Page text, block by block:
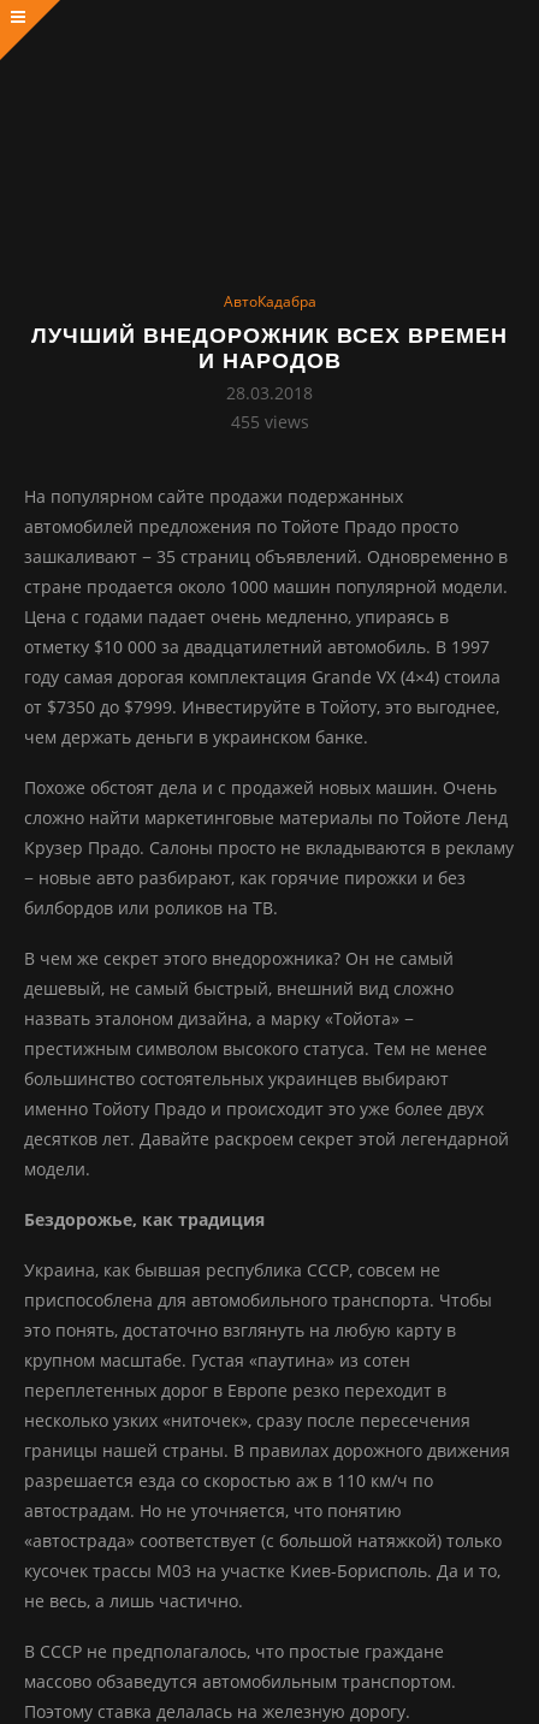
АвтоКадабра
ЛУЧШИЙ ВНЕДОРОЖНИК ВСЕХ ВРЕМЕН
И НАРОДОВ
28.03.2018
455 views
На популярном сайте продажи подержанных
автомобилей предложения по Тойоте Прадо просто
зашкаливают − 35 страниц объявлений. Одновременно в
стране продается около 1000 машин популярной модели.
Цена с годами падает очень медленно, упираясь в
отметку $10 000 за двадцатилетний автомобиль. В 1997
году самая дорогая комплектация Grande VX (4×4) стоила
от $7350 до $7999. Инвестируйте в Тойоту, это выгоднее,
чем держать деньги в украинском банке.
Похоже обстоят дела и с продажей новых машин. Очень
сложно найти маркетинговые материалы по Тойоте Ленд
Крузер Прадо. Салоны просто не вкладываются в рекламу
− новые авто разбирают, как горячие пирожки и без
билбордов или роликов на ТВ.
В чем же секрет этого внедорожника? Он не самый
дешевый, не самый быстрый, внешний вид сложно
назвать эталоном дизайна, а марку «Тойота» −
престижным символом высокого статуса. Тем не менее
большинство состоятельных украинцев выбирают
именно Тойоту Прадо и происходит это уже более двух
десятков лет. Давайте раскроем секрет этой легендарной
модели.
Бездорожье, как традиция
Украина, как бывшая республика СССР, совсем не
приспособлена для автомобильного транспорта. Чтобы
это понять, достаточно взглянуть на любую карту в
крупном масштабе. Густая «паутина» из сотен
переплетенных дорог в Европе резко переходит в
несколько узких «ниточек», сразу после пересечения
границы нашей страны. В правилах дорожного движения
разрешается езда со скоростью аж в 110 км/ч по
автострадам. Но не уточняется, что понятию
«автострада» соответствует (с большой натяжкой) только
кусочек трассы М03 на участке Киев-Борисполь. Да и то,
не весь, а лишь частично.
В СССР не предполагалось, что простые граждане
массово обзаведутся автомобильным транспортом.
Поэтому ставка делалась на железную дорогу.